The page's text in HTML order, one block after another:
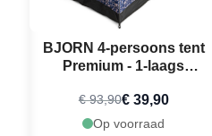
BJORN 4-persoons tent
Premium - 1-laags
€ 93,90€ 39,90
Op voorraad